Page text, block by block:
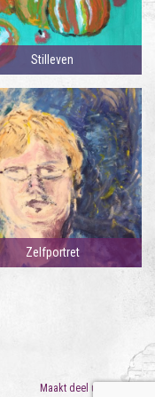
Stilleven
Zelfportret
Maakt deel uit van